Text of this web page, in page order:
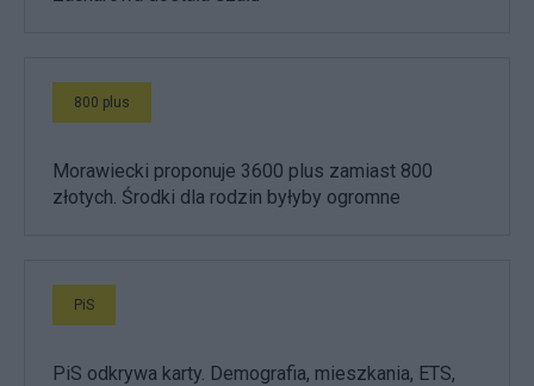
800 plus
Morawiecki proponuje 3600 plus zamiast 800
złotych. Środki dla rodzin byłyby ogromne
PiS
PiS odkrywa karty. Demografia, mieszkania, ETS,